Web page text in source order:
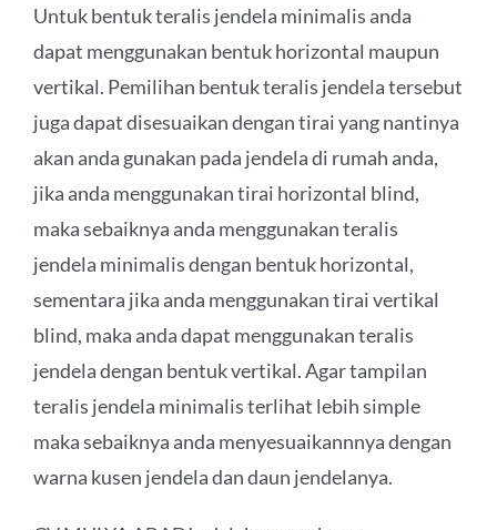
Untuk bentuk teralis jendela minimalis anda
dapat menggunakan bentuk horizontal maupun
vertikal. Pemilihan bentuk teralis jendela tersebut
juga dapat disesuaikan dengan tirai yang nantinya
akan anda gunakan pada jendela di rumah anda,
jika anda menggunakan tirai horizontal blind,
maka sebaiknya anda menggunakan teralis
jendela minimalis dengan bentuk horizontal,
sementara jika anda menggunakan tirai vertikal
blind, maka anda dapat menggunakan teralis
jendela dengan bentuk vertikal. Agar tampilan
teralis jendela minimalis terlihat lebih simple
maka sebaiknya anda menyesuaikannnya dengan
warna kusen jendela dan daun jendelanya.